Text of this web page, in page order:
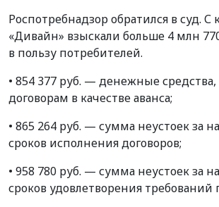
Роспотребнадзор обратился в суд.
«Дивайн» взыскали больше 4 млн
в пользу потребителей.
• 854 377 руб. — денежные
договорам в качестве аванса;
• 865 264 руб. — сумма неустоек за
сроков исполнения договоров;
• 958 780 руб. — сумма неустоек за
сроков удовлетворения требований